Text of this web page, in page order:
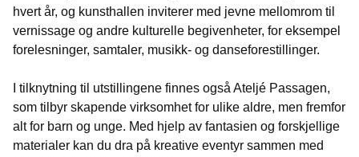
hvert år, og kunsthallen inviterer med jevne mellomrom til
vernissage og andre kulturelle begivenheter, for eksempel
forelesninger, samtaler, musikk- og danseforestillinger.
I tilknytning til utstillingene finnes også Ateljé Passagen,
som tilbyr skapende virksomhet for ulike aldre, men fremfor
alt for barn og unge. Med hjelp av fantasien og forskjellige
materialer kan du dra på kreative eventyr sammen med